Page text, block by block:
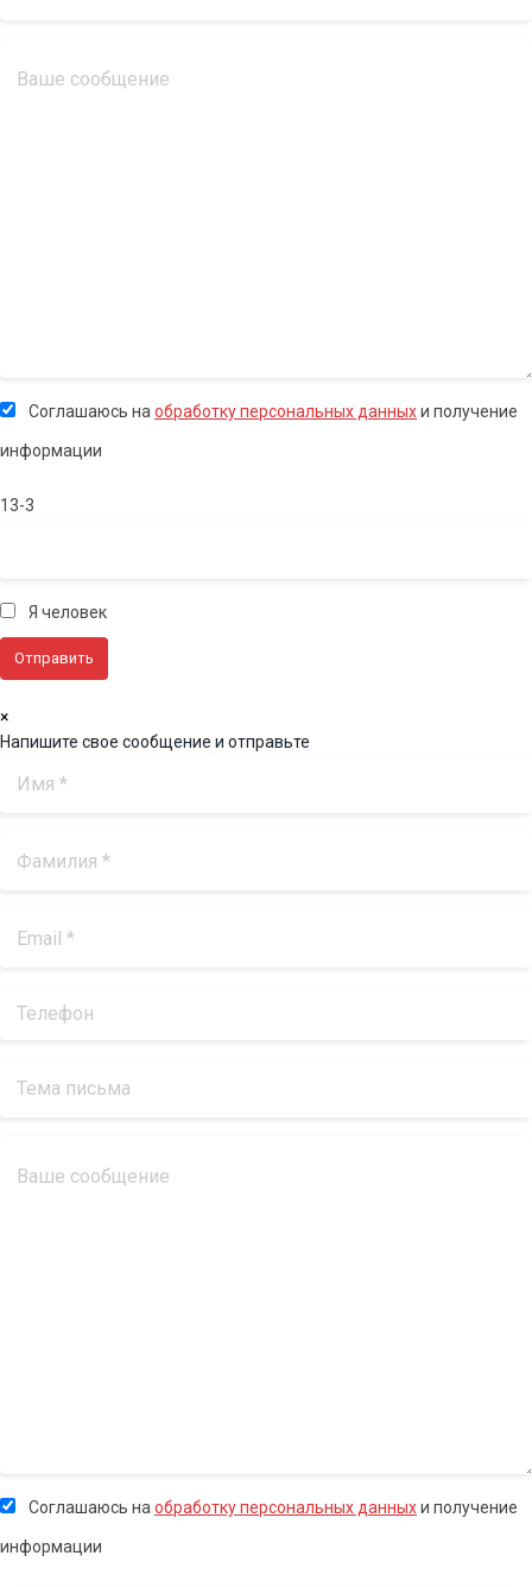
Соглашаюсь на обработку персональных данныхи получение
информации
13-3
Я человек
×
Напишите свое сообщение и отправьте
Соглашаюсь наобработку персональных данныхи получение
информации